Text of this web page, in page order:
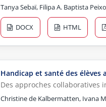
Tanya Sebaï, Filipa A. Baptista
DOCX
HTML
Handicap et santé des élèves
Des approches collaboratives
Christine de Kalbermatten, Ivana